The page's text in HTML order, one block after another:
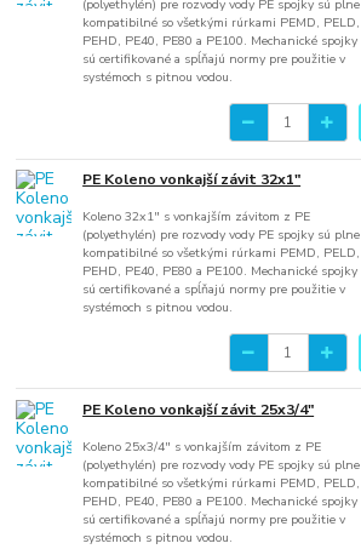
(polyethylén) pre rozvody vody PE spojky sú plne
kompatibilné so všetkými rúrkami PEMD, PELD,
PEHD, PE40, PE80 a PE100. Mechanické spojky
sú certifikované a spĺňajú normy pre použitie v
systémoch s pitnou vodou.
PE Koleno vonkajší závit 32x1"
Koleno 32x1" s vonkajším závitom z PE
(polyethylén) pre rozvody vody PE spojky sú plne
kompatibilné so všetkými rúrkami PEMD, PELD,
PEHD, PE40, PE80 a PE100. Mechanické spojky
sú certifikované a spĺňajú normy pre použitie v
systémoch s pitnou vodou.
PE Koleno vonkajší závit 25x3/4"
Koleno 25x3/4" s vonkajším závitom z PE
(polyethylén) pre rozvody vody PE spojky sú plne
kompatibilné so všetkými rúrkami PEMD, PELD,
PEHD, PE40, PE80 a PE100. Mechanické spojky
sú certifikované a spĺňajú normy pre použitie v
systémoch s pitnou vodou.